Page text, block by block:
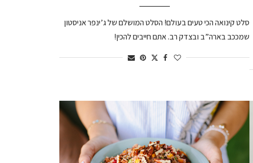
סלט קינואה הכי טעים בעולם! הסלט המושלם של ג’ינפר אניסטון
שמככב בארה”ב ובצדק רב. אתם חייבים להכין!